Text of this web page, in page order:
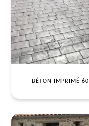
BÉTON IMPRIMÉ 60